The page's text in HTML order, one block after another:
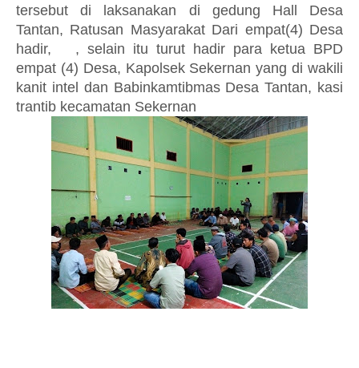
tersebut di laksanakan di gedung Hall Desa
Tantan, Ratusan Masyarakat Dari empat(4) Desa
hadir, , selain itu turut hadir para ketua BPD
empat (4) Desa, Kapolsek Sekernan yang di wakili
kanit intel dan Babinkamtibmas Desa Tantan, kasi
trantib kecamatan Sekernan